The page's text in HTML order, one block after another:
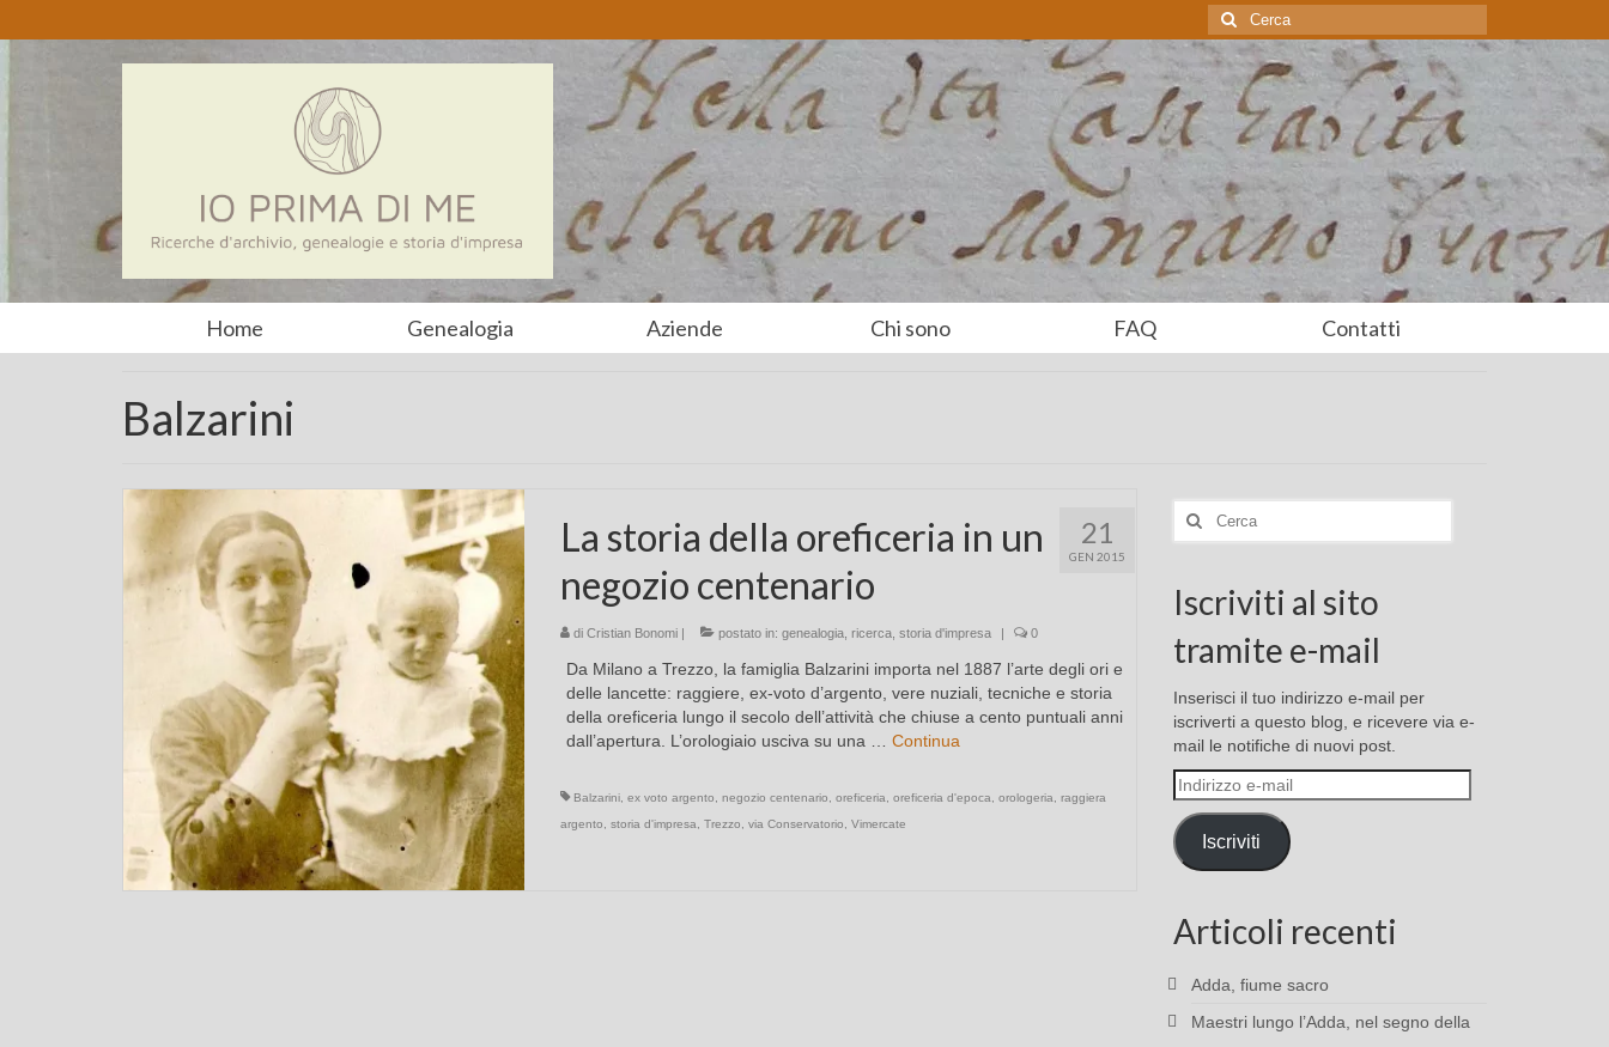
Cerca:
Home Genealogia Aziende Chi sono FAQ Contatti
Balzarini
21
GEN 2015
La storia della oreficeria in un
negozio centenario
di Cristian Bonomi| postato in: genealogia, ricerca, storia d'impresa | 0
Da Milano a Trezzo, la famiglia Balzarini importa nel 1887 l’arte degli ori e
delle lancette: raggiere, ex-voto d’argento, vere nuziali, tecniche e storia
della oreficeria lungo il secolo dell’attività che chiuse a cento puntuali anni
dall’apertura. L’orologiaio usciva su una … Continua
Balzarini, ex voto argento negozio centenario oreficeria oreficeria d'epoca orologeria
raggiera
argento
storia d'impresa Trezzo via Conservatorio Vimercate
Cerca:
Iscriviti al sito
tramite e-mail
Inserisci il tuo indirizzo e-mail per
iscriverti a questo blog, e ricevere via e-
mail le notifiche di nuovi post.
Indirizzo
e-
mail
Iscriviti
Articoli recenti
Adda, fiume sacro
Maestri lungo l’Adda, nel segno della